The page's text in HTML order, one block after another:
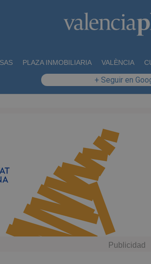
PLAZA INMOBILIARIA VALÈNCIA
+ Seguir en